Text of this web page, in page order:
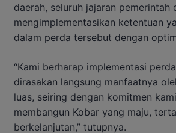
daerah, seluruh jajaran pemerintah
mengimplementasikan ketentuan
dalam perda tersebut dengan
“Kami berharap implementasi
dirasakan langsung manfaatnya
luas, seiring dengan komitmen
membangun Kobar yang maju,
berkelanjutan,” tutupnya.